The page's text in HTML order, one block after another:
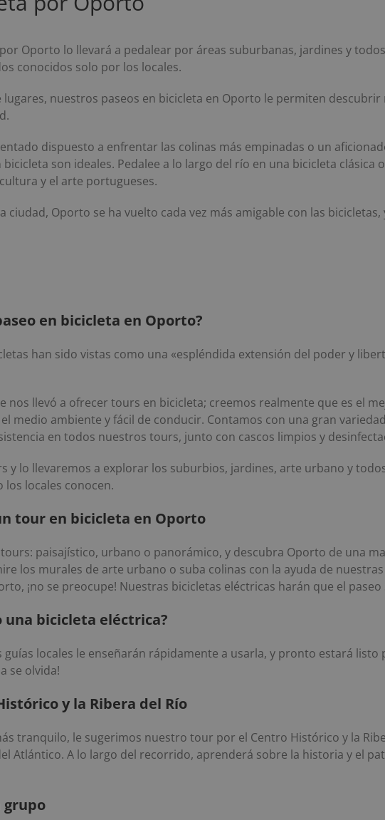
Oporto lo llevará a pedalear por áreas suburbanas, jardines y
conocidos solo por los locales.
lugares, nuestros paseos en bicicleta en Oporto le permiten
dispuesto a enfrentar las colinas más empinadas o un
son ideales. Pedalee a lo largo del río en una bicicleta clásica
y el arte portugueses.
ciudad, Oporto se ha vuelto cada vez más amigable con las
en bicicleta en Oporto?
han sido vistas como una «espléndida extensión del poder y
nos llevó a ofrecer tours en bicicleta; creemos realmente que es el
medio ambiente y fácil de conducir. Contamos con una gran
en todos nuestros tours, junto con cascos limpios y
y lo llevaremos a explorar los suburbios, jardines, arte urbano y
los locales conocen.
tour en bicicleta en Oporto
paisajístico, urbano o panorámico, y descubra Oporto de una
los murales de arte urbano o suba colinas con la ayuda de
¡no se preocupe! Nuestras bicicletas eléctricas harán que el
bicicleta eléctrica?
locales le enseñarán rápidamente a usarla, y pronto estará listo
se olvida!
y la Ribera del Río
tranquilo, le sugerimos nuestro tour por el Centro Histórico y la
Atlántico. A lo largo del recorrido, aprenderá sobre la historia y el
grupo